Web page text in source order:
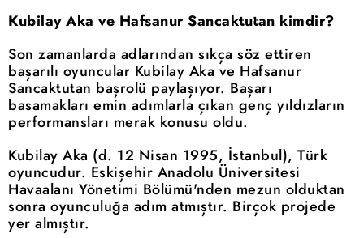
Kubilay Aka ve Hafsanur Sancaktutan kimdir?
Son zamanlarda adlarından sıkça söz ettiren
başarılı oyuncular Kubilay Aka ve Hafsanur
Sancaktutan başrolü paylaşıyor. Başarı
basamakları emin adımlarla çıkan genç yıldızların
performansları merak konusu oldu.
Kubilay Aka (d. 12 Nisan 1995, İstanbul), Türk
oyuncudur. Eskişehir Anadolu Üniversitesi
Havaalanı Yönetimi Bölümü'nden mezun olduktan
sonra oyunculuğa adım atmıştır. Birçok projede
yer almıştır.